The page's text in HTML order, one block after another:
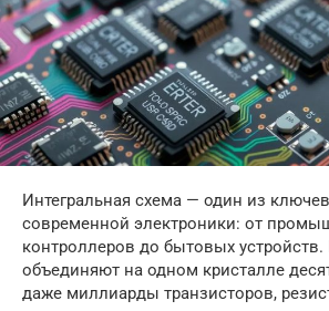
Интегральная схема — один из
современной электроники: от
контроллеров до бытовых
объединяют на одном кристалле
даже миллиарды транзисторов,